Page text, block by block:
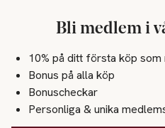
Bli medlem i
10% på ditt första köp
Bonus på alla köp
Bonuscheckar
Personliga & unika